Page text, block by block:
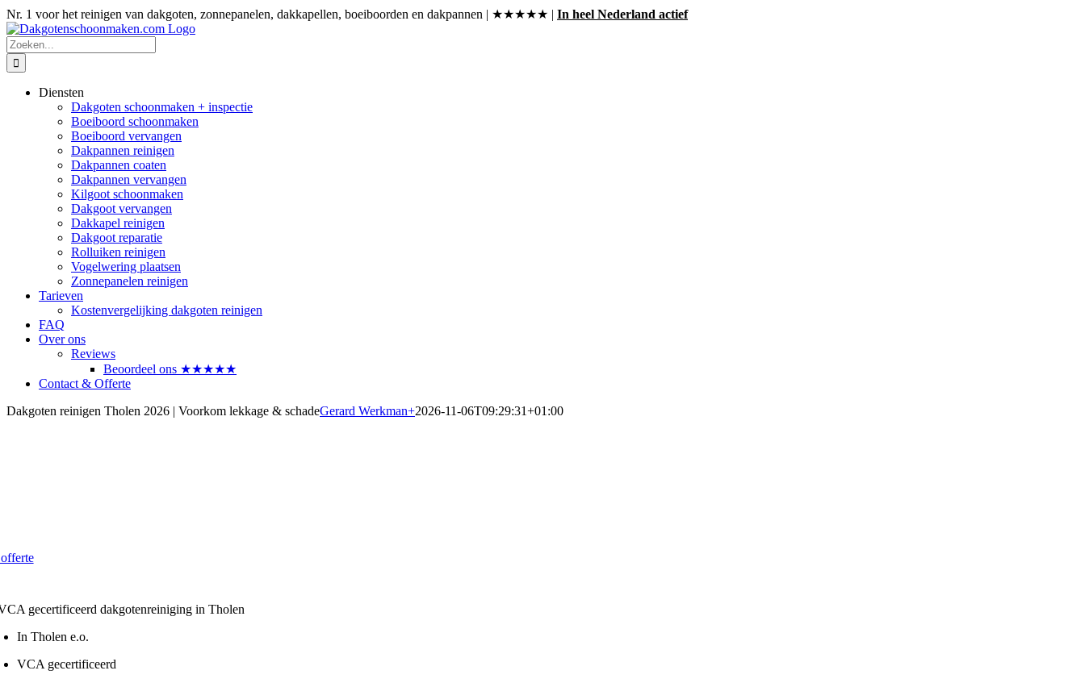
Ga
naar
inhoud
Nr. 1 voor het reinigen van dakgoten, zonnepanelen, dakkapellen, boeiboorden en dakpannen | ★★★★★ | In heel Nederland actief
Zoeken
naar:
Diensten
Dakgoten schoonmaken + inspectie
Boeiboord schoonmaken
Boeiboord vervangen
Dakpannen reinigen
Dakpannen coaten
Dakpannen vervangen
Kilgoot schoonmaken
Dakgoot vervangen
Dakkapel reinigen
Dakgoot reparatie
Rolluiken reinigen
Vogelwering plaatsen
Zonnepanelen reinigen
Tarieven
Kostenvergelijking dakgoten reinigen
FAQ
Over ons
Reviews
Beoordeel ons ★★★★★
Contact & Offerte
Dakgoten reinigen Tholen 2026 | Voorkom lekkage & schadeGerard Werkman+2026-11-06T09:29:31+01:00
In Tholen e.o.
VCA gecertificeerd